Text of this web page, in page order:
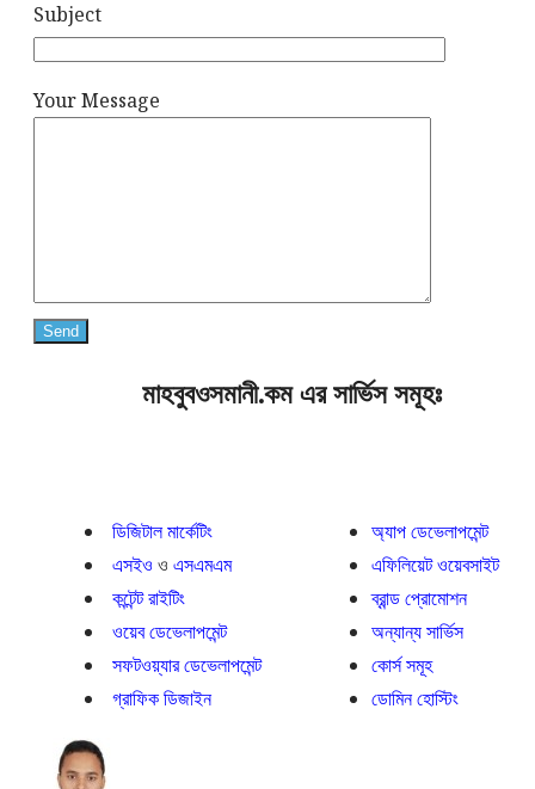
Subject
Your Message
মাহবুবওসমানী.কম এর সার্ভিস সমূহঃ
ডিজিটাল মার্কেটিং
এসইও ও এসএমএম
কন্টেন্ট রাইটিং
ওয়েব ডেভেলাপমেন্ট
সফটওয়্যার ডেভেলাপমেন্ট
গ্রাফিক ডিজাইন
অ্যাপ ডেভেলাপমেন্ট
এফিলিয়েট ওয়েবসাইট
ব্রান্ড প্রোমোশন
অন্যান্য সার্ভিস
কোর্স সমূহ
ডোমিন হোস্টিং